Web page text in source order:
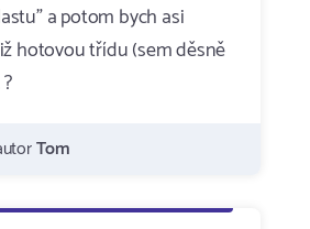
a potom bych asi
hotovou třídu (sem děsně
Tom